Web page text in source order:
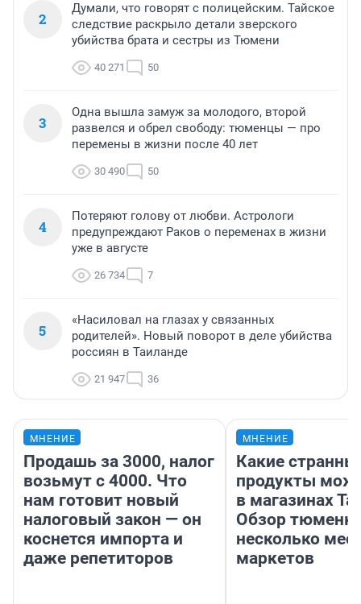
2
Думали, что говорят с полицейским. Тайское
следствие раскрыло детали зверского
убийства брата и сестры из Тюмени
40 271 50
3
Одна вышла замуж за молодого, второй
развелся и обрел свободу: тюменцы — про
перемены в жизни после 40 лет
30 490 50
4
Потеряют голову от любви. Астрологи
предупреждают Раков о переменах в жизни
уже в августе
26 734 7
5
«Насиловал на глазах у связанных
родителей». Новый поворот в деле убийства
россиян в Таиланде
21 947 36
МНЕНИЕ
Продашь за 3000, налог
возьмут с 4000. Что
нам готовит новый
налоговый закон — он
коснется импорта и
даже репетиторов
МНЕНИЕ
Какие
продукты
в магазинах
Обзор
несколько
маркетов